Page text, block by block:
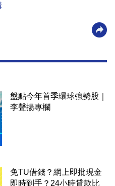
盤點今年首季環球強勢股｜
李聲揚專欄
免TU借錢？網上即批現金
即時到手？24小時貸款比